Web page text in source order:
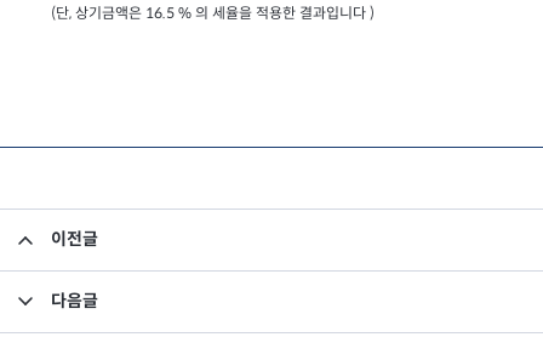
(단, 상기금액은 16.5 % 의 세율을 적용한 결과입니다 )
이전글
다음글